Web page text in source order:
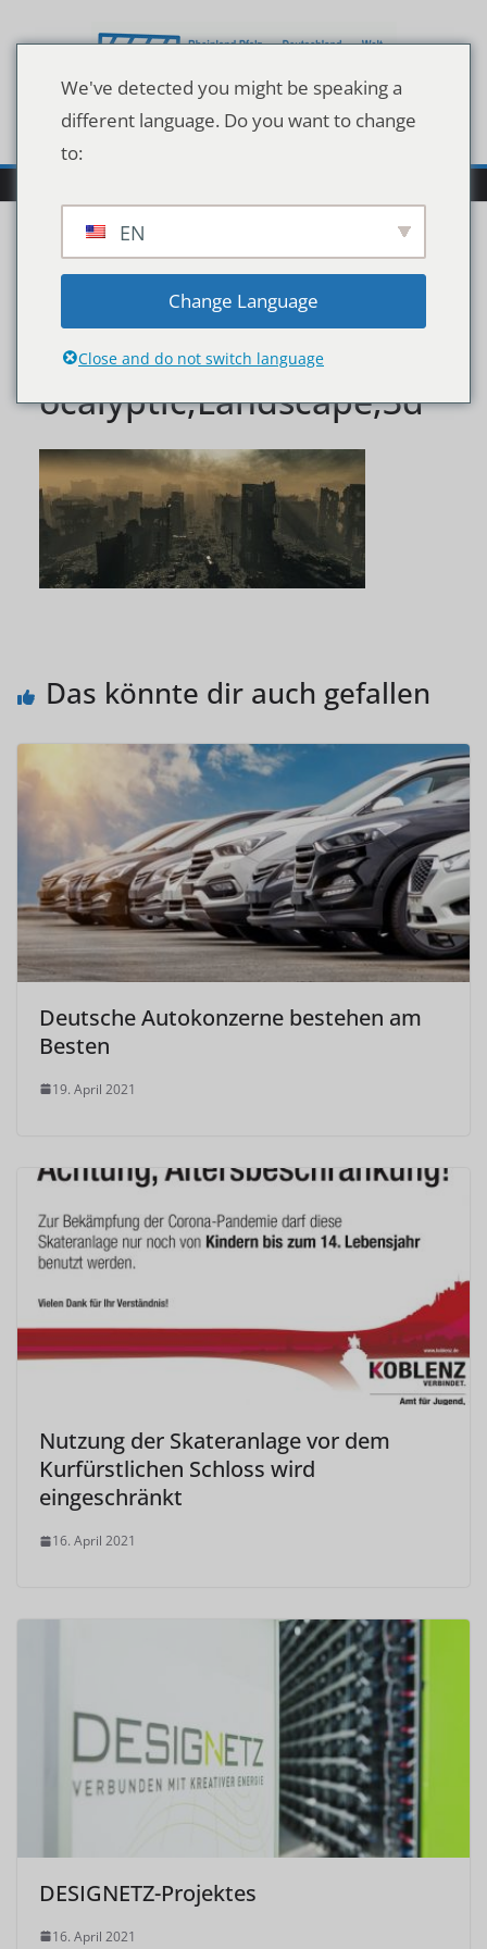
Inhalt
Apocalypse,Survivor,Con
cept,,Ruins,Of,A,City.,Ap
ocalyptic,Landscape,3d
Das könnte dir auch gefallen
Deutsche Autokonzerne bestehen am
Besten
19. April 2021
Nutzung der Skateranlage vor dem
Kurfürstlichen Schloss wird
eingeschränkt
16. April 2021
DESIGNETZ-Projektes
16. April 2021
We've detected you might be speaking a
different language. Do you want to change
to:
EN
Change Language
Close and do not switch language